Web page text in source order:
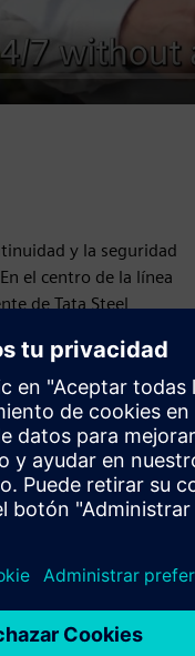
y la seguridad
el centro de la línea
de Tata Steel
Industrial.
entornos
PCS 7, en una
el archivado de
una arquitectura
datos de TI y OT.
y ciberseguridad
mantenimiento
la integridad de las
y gestionar las
nuestra gestión